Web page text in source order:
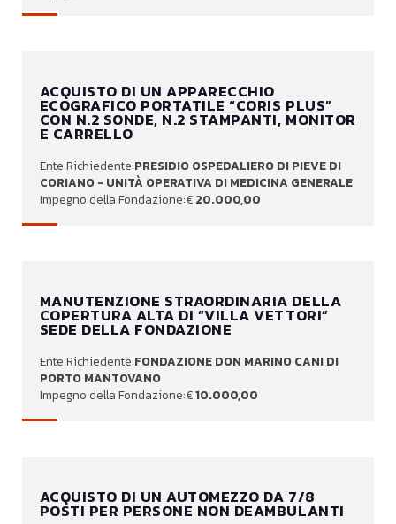
ACQUISTO DI UN APPARECCHIO
ECOGRAFICO PORTATILE “CORIS PLUS”
CON N.2 SONDE, N.2 STAMPANTI, MONITOR
E CARRELLO
PRESIDIO OSPEDALIERO DI PIEVE DI
CORIANO - UNITÀ OPERATIVA DI MEDICINA GENERALE
20.000,00
MANUTENZIONE STRAORDINARIA DELLA
COPERTURA ALTA DI “VILLA VETTORI”
SEDE DELLA FONDAZIONE
FONDAZIONE DON MARINO CANI DI
PORTO MANTOVANO
10.000,00
ACQUISTO DI UN AUTOMEZZO DA 7/8
POSTI PER PERSONE NON DEAMBULANTI